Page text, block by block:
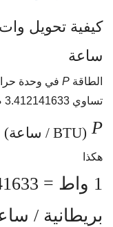
كيفية تحويل
ساعة
الطاقةP
تساوي 3.412141633 ضعف الطاقة
P (BTU / ساعة) ×
هكذا
بريطانية /